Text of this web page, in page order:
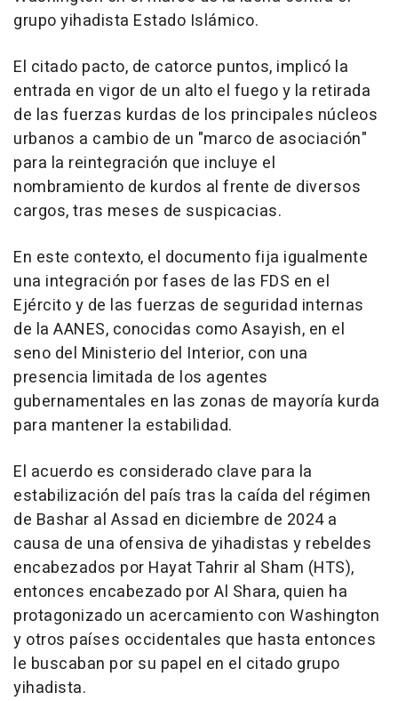
grupo yihadista Estado Islámico.
El citado pacto, de catorce puntos, implicó la
entrada en vigor de un alto el fuego y la retirada
de las fuerzas kurdas de los principales núcleos
urbanos a cambio de un "marco de asociación"
para la reintegración que incluye el
nombramiento de kurdos al frente de diversos
cargos, tras meses de suspicacias.
En este contexto, el documento fija igualmente
una integración por fases de las FDS en el
Ejército y de las fuerzas de seguridad internas
de la AANES, conocidas como Asayish, en el
seno del Ministerio del Interior, con una
presencia limitada de los agentes
gubernamentales en las zonas de mayoría kurda
para mantener la estabilidad.
El acuerdo es considerado clave para la
estabilización del país tras la caída del régimen
de Bashar al Assad en diciembre de 2024 a
causa de una ofensiva de yihadistas y rebeldes
encabezados por Hayat Tahrir al Sham (HTS),
entonces encabezado por Al Shara, quien ha
protagonizado un acercamiento con Washington
y otros países occidentales que hasta entonces
le buscaban por su papel en el citado grupo
yihadista.